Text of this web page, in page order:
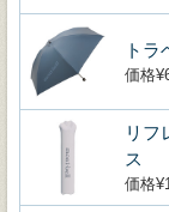
ト
価格
リフ
ス
価格